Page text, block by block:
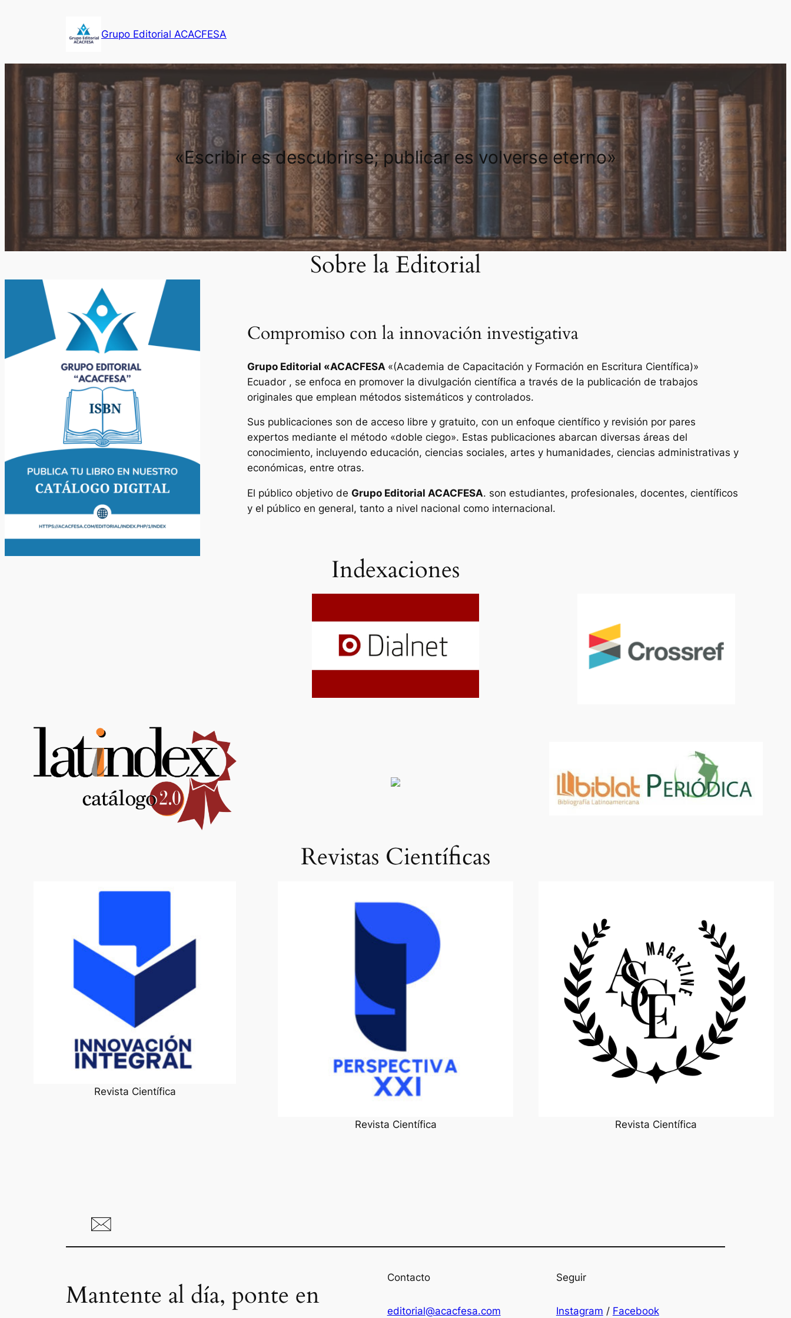
Grupo Editorial ACACFESA
«Escribir es descubrirse; publicar es volverse eterno»
Sobre la Editorial
Compromiso con la innovación investigativa
Grupo Editorial «ACACFESA «(Academia de Capacitación y Formación en Escritura Científica)»
Ecuador , se enfoca en promover la divulgación científica a través de la publicación de trabajos
originales que emplean métodos sistemáticos y controlados.
Sus publicaciones son de acceso libre y gratuito, con un enfoque científico y revisión por pares
expertos mediante el método «doble ciego». Estas publicaciones abarcan diversas áreas del
conocimiento, incluyendo educación, ciencias sociales, artes y humanidades, ciencias administrativas y
económicas, entre otras.
El público objetivo de Grupo Editorial ACACFESA. son estudiantes, profesionales, docentes, científicos
y el público en general, tanto a nivel nacional como internacional.
Indexaciones
Revistas Científicas
Revista Científica
Revista Científica Revista Científica
Mantente al día, ponte en
Contacto
editorial@acacfesa.com
Seguir
Instagram / Facebook